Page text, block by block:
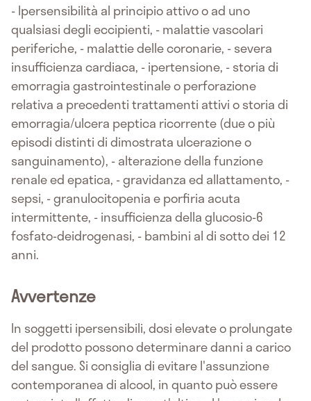
- Ipersensibilità al principio attivo o ad uno
qualsiasi degli eccipienti, - malattie vascolari
periferiche, - malattie delle coronarie, - severa
insufficienza cardiaca, - ipertensione, - storia di
emorragia gastrointestinale o perforazione
relativa a precedenti trattamenti attivi o storia di
emorragia/ulcera peptica ricorrente (due o più
episodi distinti di dimostrata ulcerazione o
sanguinamento), - alterazione della funzione
renale ed epatica, - gravidanza ed allattamento, -
sepsi, - granulocitopenia e porfiria acuta
intermittente, - insufficienza della glucosio-6
fosfato-deidrogenasi, - bambini al di sotto dei 12
anni.
Avvertenze
In soggetti ipersensibili, dosi elevate o prolungate
del prodotto possono determinare danni a carico
del sangue. Si consiglia di evitare l'assunzione
contemporanea di alcool, in quanto può essere